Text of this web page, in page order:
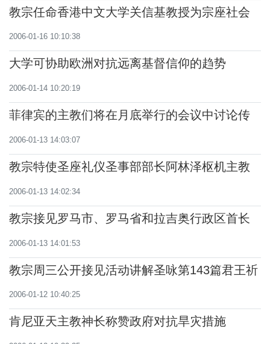
教宗任命香港中文大学关信基教授为宗座社会
2006-01-16 10:10:38
大学可协助欧洲对抗远离基督信仰的趋势
2006-01-14 10:20:19
菲律宾的主教们将在月底举行的会议中讨论传
2006-01-13 14:03:07
教宗特使圣座礼仪圣事部部长阿林泽枢机主教
2006-01-13 14:02:34
教宗接见罗马市、罗马省和拉吉奥行政区首长
2006-01-13 14:01:53
教宗周三公开接见活动讲解圣咏第143篇君王祈
2006-01-12 10:40:25
肯尼亚天主教神长称赞政府对抗旱灾措施